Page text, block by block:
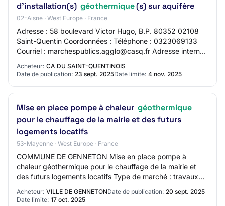
d'installation(s) géothermique(s) sur aquifère
02-Aisne · West Europe · France
Adresse : 58 boulevard Victor Hugo, B.P. 80352 02108
Saint-Quentin Coordonnées : Téléphone : 0323069133
Courriel : marchespublics.agglo@casq.fr Adresse internet
Acheteur: CA DU SAINT-QUENTINOIS
Date de publication: 23 sept. 2025Date limite: 4 nov. 2025
Mise en place pompe à chaleur géothermique
pour le chauffage de la mairie et des futurs
logements locatifs
53-Mayenne · West Europe · France
COMMUNE DE GENNETON Mise en place pompe à
chaleur géothermique pour le chauffage de la mairie et
des futurs logements locatifs Type de marché : travaux
Acheteur: VILLE DE GENNETONDate de publication: 20 sept. 2025
Date limite: 17 oct. 2025